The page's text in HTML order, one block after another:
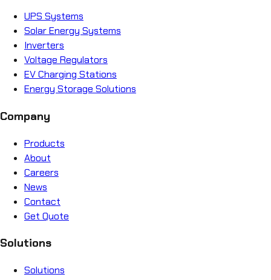
UPS Systems
Solar Energy Systems
Inverters
Voltage Regulators
EV Charging Stations
Energy Storage Solutions
Company
Products
About
Careers
News
Contact
Get Quote
Solutions
Solutions